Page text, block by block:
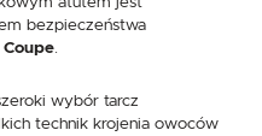
bezpieczeństwa
Coupe
wybór tarcz
technik krojenia owoców